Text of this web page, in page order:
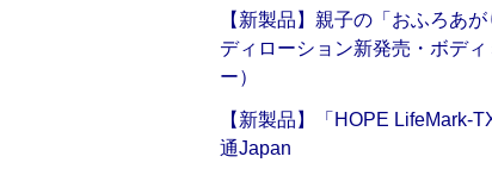
【新製品】親子の「おふろあ
ディローション新発売・ボデ
ー）
【新製品】「HOPE
通Japan